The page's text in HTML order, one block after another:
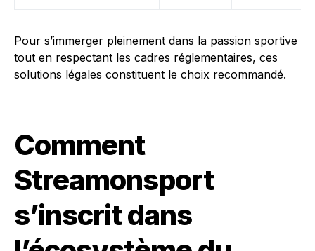
Pour s’immerger pleinement dans la passion sportive
tout en respectant les cadres réglementaires, ces
solutions légales constituent le choix recommandé.
Comment
Streamonsport
s’inscrit dans